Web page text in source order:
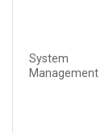
System
Management